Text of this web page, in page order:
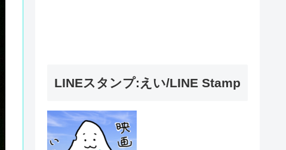
LINEスタンプ:えい/LINE Stamp